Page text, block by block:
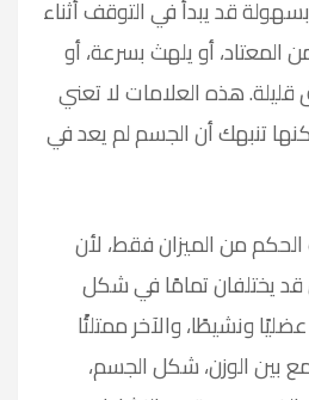
قد يبدأ في التوقف أثناء
المعتاد، أو يلهث بسرعة، أو
هذه العلامات لا تعني
تنبهك أن الجسم لم يعد في
من الميزان فقط، لأن
قد يختلفان تمامًا في شكل
ونشيطًا، والآخر ممتلئًا
بين الوزن، شكل الجسم،